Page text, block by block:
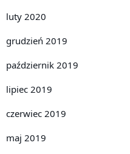
luty 2020
grudzień 2019
październik 2019
lipiec 2019
czerwiec 2019
maj 2019